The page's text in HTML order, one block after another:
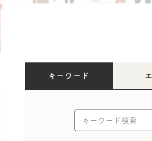
キーワード